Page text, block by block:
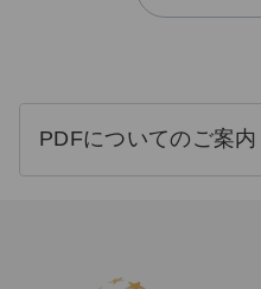
PDFについてのご案内